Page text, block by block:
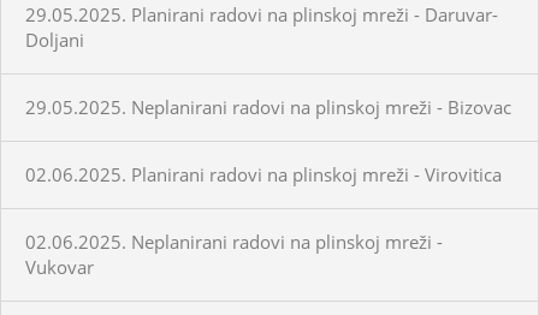
29.05.2025. Planirani radovi na plinskoj mreži - Daruvar-
Doljani
29.05.2025. Neplanirani radovi na plinskoj mreži - Bizovac
02.06.2025. Planirani radovi na plinskoj mreži - Virovitica
02.06.2025. Neplanirani radovi na plinskoj mreži -
Vukovar